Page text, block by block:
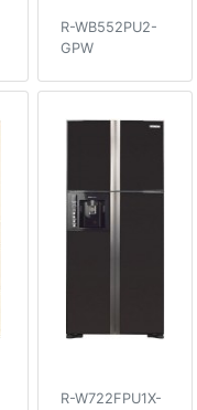
R-WB552PU2-
GPW
R-W722FPU1X-